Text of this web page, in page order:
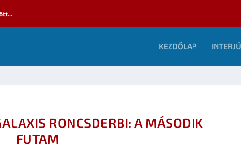
KEZDŐLAP INTERJÚ
RONCSDERBI: A MÁSODIK
FUTAM